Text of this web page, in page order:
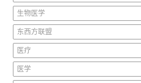
生物医学
东西方联盟
医疗
医学